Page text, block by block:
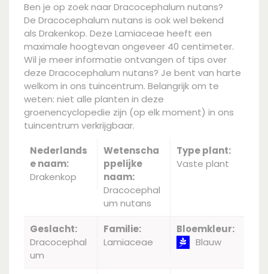
Ben je op zoek naar Dracocephalum nutans?
De Dracocephalum nutans is ook wel bekend
als Drakenkop. Deze Lamiaceae heeft een
maximale hoogtevan ongeveer 40 centimeter.
Wil je meer informatie ontvangen of tips over
deze Dracocephalum nutans? Je bent van harte
welkom in ons tuincentrum. Belangrijk om te
weten: niet alle planten in deze
groenencyclopedie zijn (op elk moment) in ons
tuincentrum verkrijgbaar.
Nederlands
e naam:
Drakenkop
Wetenscha
ppelijke
naam:
Dracocephal
um nutans
Type plant:
Vaste plant
Geslacht:
Dracocephal
um
Familie:
Lamiaceae
Bloemkleur:
Blauw